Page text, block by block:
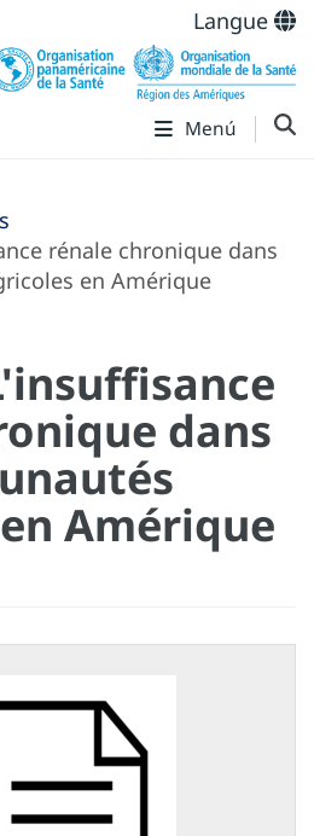
Langue
Menú
rénale chronique dans
en Amérique
dans
Amérique